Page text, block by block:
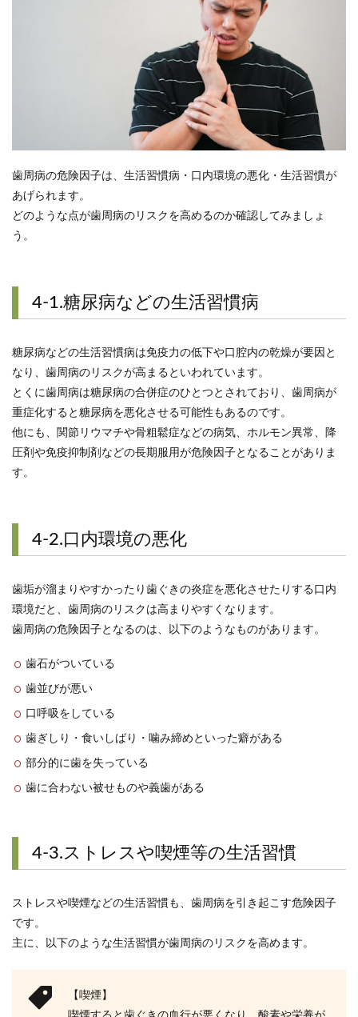
歯周病の危険因子は、生活習慣病・口内環境の悪化・生活習慣が
あげられます。
どのような点が歯周病のリスクを高めるのか確認してみましょ
う。
4-1.糖尿病などの生活習慣病
糖尿病などの生活習慣病は免疫力の低下や口腔内の乾燥が要因と
なり、歯周病のリスクが高まるといわれています。
とくに歯周病は糖尿病の合併症のひとつとされており、歯周病が
重症化すると糖尿病を悪化させる可能性もあるのです。
他にも、関節リウマチや骨粗鬆症などの病気、ホルモン異常、降
圧剤や免疫抑制剤などの長期服用が危険因子となることがありま
す。
4-2.口内環境の悪化
歯垢が溜まりやすかったり歯ぐきの炎症を悪化させたりする口内
環境だと、歯周病のリスクは高まりやすくなります。
歯周病の危険因子となるのは、以下のようなものがあります。
歯石がついている
歯並びが悪い
口呼吸をしている
歯ぎしり・食いしばり・噛み締めといった癖がある
部分的に歯を失っている
歯に合わない被せものや義歯がある
4-3.ストレスや喫煙等の生活習慣
ストレスや喫煙などの生活習慣も、歯周病を引き起こす危険因子
です。
主に、以下のような生活習慣が歯周病のリスクを高めます。
【喫煙】